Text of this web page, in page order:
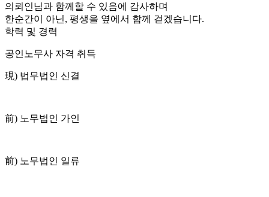
의뢰인님과 함께할 수 있음에 감사하며
한순간이 아닌, 평생을 옆에서 함께 걷겠습니다.
학력 및 경력
공인노무사 자격 취득
現) 법무법인 신결
前) 노무법인 가인
前) 노무법인 일류